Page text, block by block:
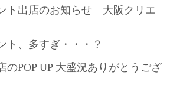
ト出店のお知らせ 大阪クリエ
ト、多すぎ・・・？
のPOP UP 大盛況ありがとうござ